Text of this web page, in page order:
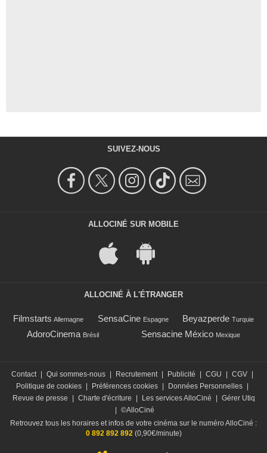
SUIVEZ-NOUS
ALLOCINÉ SUR MOBILE
ALLOCINÉ À L'ÉTRANGER
Filmstarts Allemagne SensaCine Espagne Beyazperde Turquie
AdoroCinema Brésil Sensacine México Mexique
Contact Qui sommes-nous Recrutement Publicité CGU CGV
Politique de cookies
Préférences cookies Données Personnelles
Revue de presse
Charte d'écriture Les services AlloCiné
Gérer Utiq
©AlloCiné
Retrouvez tous les horaires et infos de votre cinéma sur le numéro AlloCiné :
0 892 892 892(0,90€/minute)